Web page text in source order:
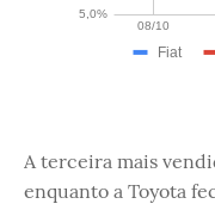
A terceira mais
enquanto a Toyota